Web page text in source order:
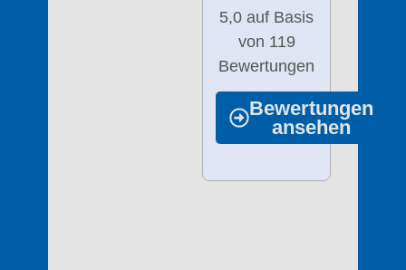
5,0 auf Basis
von 119
Bewertungen
Bewertungen
ansehen